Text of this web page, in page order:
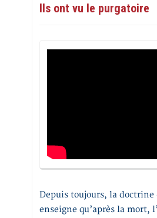
Ils ont vu le purgatoire
Depuis toujours, la
enseigne qu’après la mort,